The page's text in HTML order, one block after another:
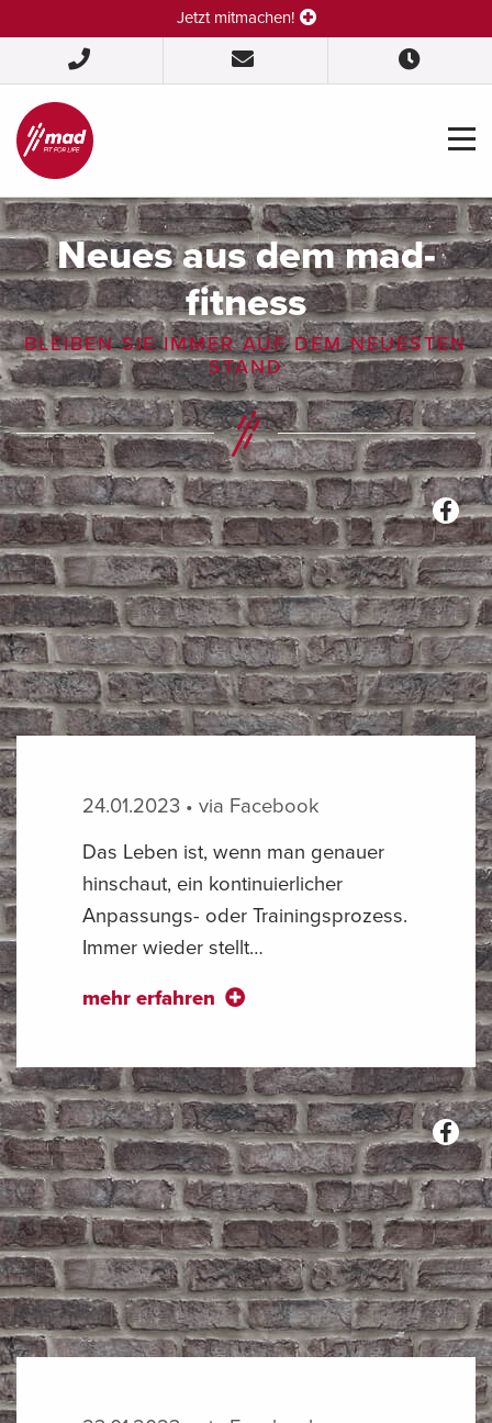
Jetzt mitmachen!
Neues aus dem mad-
fitness
BLEIBEN SIE IMMER AUF DEM NEUESTEN
STAND
24.01.2023 • via Facebook
Das Leben ist, wenn man genauer
hinschaut, ein kontinuierlicher
Anpassungs- oder Trainingsprozess.
Immer wieder stellt…
mehr erfahren